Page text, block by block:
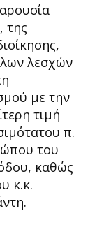
της
λεσχών
με την
τιμή
π.
του
καθώς
κ.κ.